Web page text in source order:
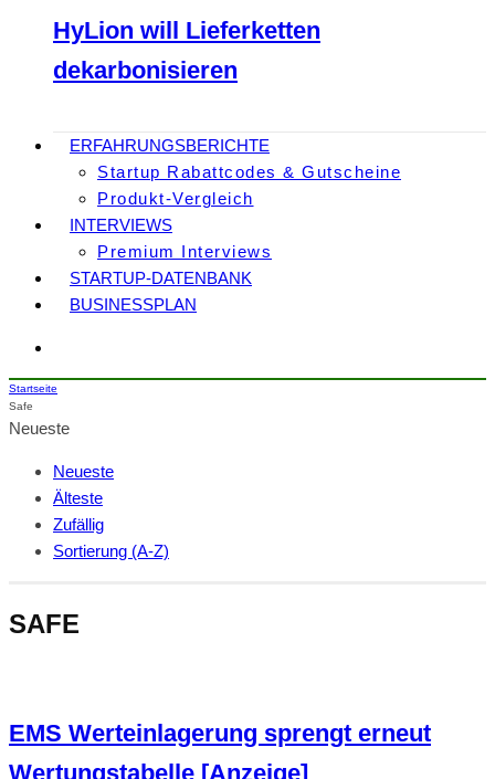
HyLion will Lieferketten
dekarbonisieren
ERFAHRUNGSBERICHTE
Startup Rabattcodes & Gutscheine
Produkt-Vergleich
INTERVIEWS
Premium Interviews
STARTUP-DATENBANK
BUSINESSPLAN
Startseite
Safe
Neueste
Neueste
Älteste
Zufällig
Sortierung (A-Z)
SAFE
EMS Werteinlagerung sprengt erneut
Wertungstabelle [Anzeige]